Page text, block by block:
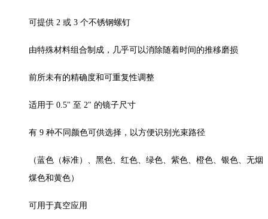
可提供 2 或 3 个不锈钢螺钉
由特殊材料组合制成，几乎可以消除随着时间的推移磨损
前所未有的精确度和可重复性调整
适用于 0.5" 至 2" 的镜子尺寸
有 9 种不同颜色可供选择，以方便识别光束路径
（蓝色（标准）、黑色、红色、绿色、紫色、橙色、银色、无烟
煤色和黄色）
可用于真空应用